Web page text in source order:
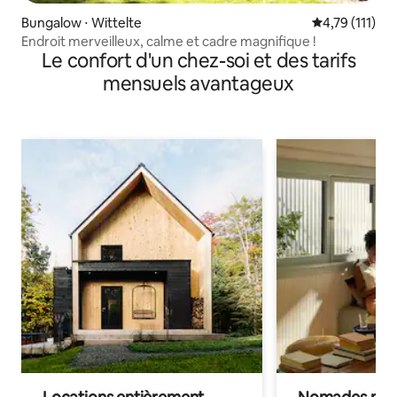
Bungalow ⋅ Wittelte Évaluation
4,79 (111)
Endroit merveilleux, calme et cadre magnifique !
Le confort d'un chez-soi et des tarifs
mensuels avantageux